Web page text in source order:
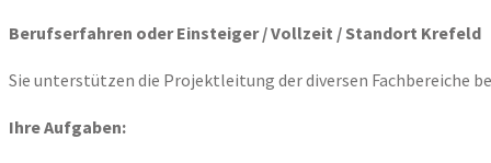
Berufserfahren oder Einsteiger / Vollzeit / Standort Krefeld
Sie unterstützen die Projektleitung der diversen Fachbereiche
Ihre Aufgaben: